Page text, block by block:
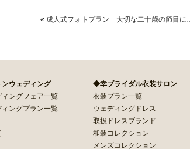
« 成人式フォトプラン 大切な二十歳の節目に…
ウェディング
ィングフェア一覧
ィングプラン一覧
◆幸ブライダル衣装サロン
衣装プラン一覧
ウェディングドレス
取扱ドレスブランド
和装コレクション
メンズコレクション